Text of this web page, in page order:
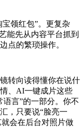
宝领红包”。 更复杂
能先从内容平台抓到
点的繁琐操作。
转向读得懂你在说什
、AI一键成片这些
言”的一部分。你不
，只要说“脸亮一
就会在后台对照片做